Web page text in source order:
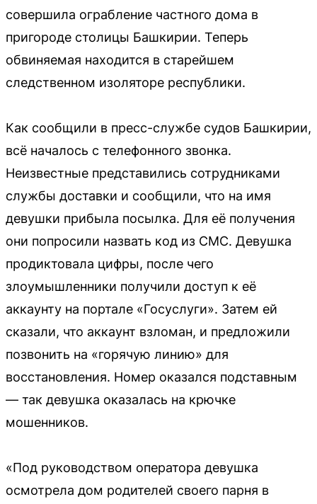
совершила ограбление частного дома в
пригороде столицы Башкирии. Теперь
обвиняемая находится в старейшем
следственном изоляторе республики.
Как сообщили в пресс-службе судов Башкирии,
всё началось с телефонного звонка.
Неизвестные представились сотрудниками
службы доставки и сообщили, что на имя
девушки прибыла посылка. Для её получения
они попросили назвать код из СМС. Девушка
продиктовала цифры, после чего
злоумышленники получили доступ к её
аккаунту на портале «Госуслуги». Затем ей
сказали, что аккаунт взломан, и предложили
позвонить на «горячую линию» для
восстановления. Номер оказался подставным
— так девушка оказалась на крючке
мошенников.
«Под руководством оператора девушка
осмотрела дом родителей своего парня в